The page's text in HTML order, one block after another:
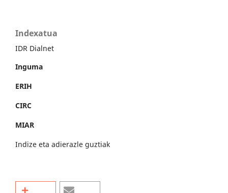
Indexatua
IDR Dialnet
Inguma
ERIH
CIRC
MIAR
Indize eta adierazle guztiak